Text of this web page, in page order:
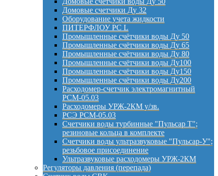
Домовые счетчики Ду 32
Оборудование учета жидкости
ПИТЕРФЛОУ РС L
Промышленные счётчики воды Ду 50
Промышленные счётчики воды Ду 65
Промышленные счётчики воды Ду 80
Промышленные счётчики воды Ду100
Промышленные счётчики воды Ду150
Промышленные счётчики воды Ду200
Расходомер-счетчик электромагнитный
РСМ-05.03
Расходомеры УРЖ-2КМ у/зв.
РСЭ РСМ-05.03
Счетчики воды турбинные "Пульсар Т";
резиновые кольца в комплекте
Счетчики воды ультразвуковые "Пульсар-У";
резьбовое присоединение
Ультразвуковые расходомеры УРЖ-2КМ
Регуляторы давления (перепада)